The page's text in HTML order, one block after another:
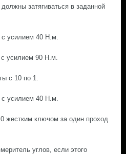
затягиваться в заданной
с усилием 40 Н.м.
с усилием 90 Н.м.
с 10 по 1.
с усилием 40 Н.м.
жестким ключом за один проход
углов, если этого